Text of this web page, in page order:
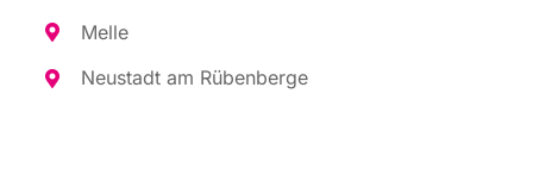
Mel­le
Neu­stadt am Rübenberge